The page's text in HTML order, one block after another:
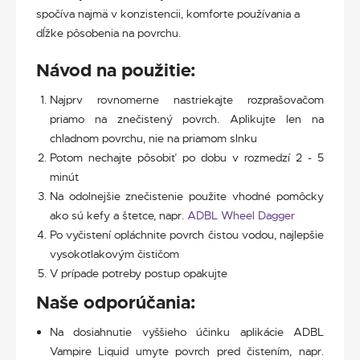
spočíva najmä v konzistencii, komforte používania a
dĺžke pôsobenia na povrchu.
Návod na použitie:
Najprv rovnomerne nastriekajte rozprašovačom
priamo na znečistený povrch. Aplikujte len na
chladnom povrchu, nie na priamom slnku
Potom nechajte pôsobiť po dobu v rozmedzí 2 - 5
minút
Na odolnejšie znečistenie použite vhodné pomôcky
ako sú kefy a štetce, napr. ADBL Wheel Dagger
Po vyčistení opláchnite povrch čistou vodou, najlepšie
vysokotlakovým čističom
V prípade potreby postup opakujte
Naše odporúčania:
Na dosiahnutie vyššieho účinku aplikácie ADBL
Vampire Liquid umyte povrch pred čistením, napr.